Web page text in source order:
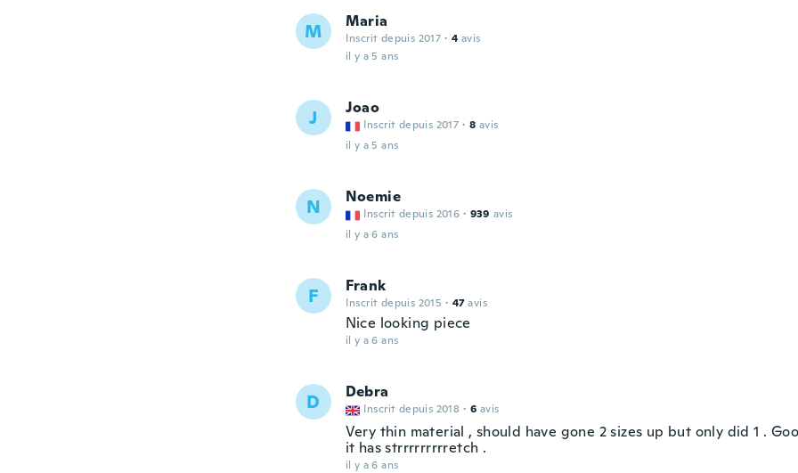
M Maria
Inscrit depuis 2017 · 4 avis
il y a 5 ans
J Joao
Inscrit depuis 2017 · 8 avis
il y a 5 ans
N Noemie
Inscrit depuis 2016 · 939 avis
il y a 6 ans
F Frank
Inscrit depuis 2015 · 47 avis
Nice looking piece
il y a 6 ans
D Debra
Inscrit depuis 2018 · 6 avis
Very thin material , should have gone 2 sizes up but only did 1 .
it has strrrrrrrrretch .
il y a 6 ans